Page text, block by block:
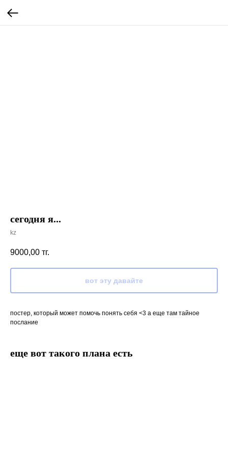
сегодня я...
kz
9000,00 тг.
вот эту давайте
постер, который может помочь понять себя <3 а еще там тайное
послание
еще вот такого плана есть